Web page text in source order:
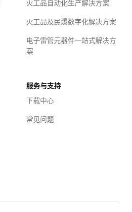
火工品自动化生产解决方案
火工品及民爆数字化解决方案
电子雷管元器件一站式解决方
案
服务与支持
下载中心
常见问题